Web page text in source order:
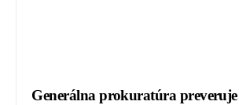
Generálna prokuratúra preveruje